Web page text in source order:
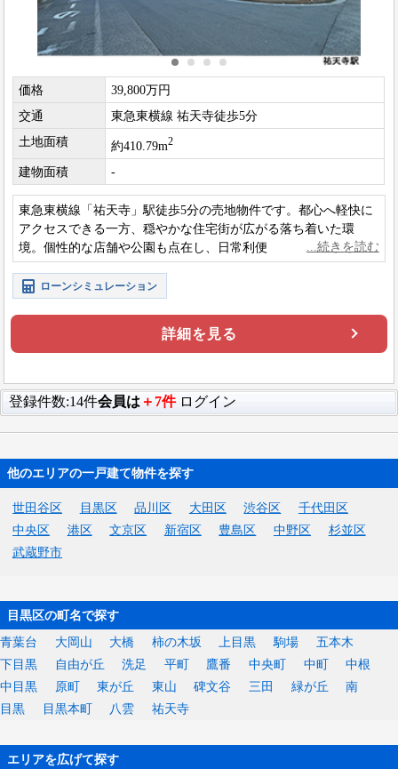
価格
39,800万円
交通
東急東横線 祐天寺徒歩5分
土地面積
約410.79m2
建物面積 -
東急東横線「祐天寺」駅徒歩5分の売地物件です。都心へ軽快に
アクセスできる一方、穏やかな住宅街が広がる落ち着いた環
境。個性的な店舗や公園も点在し、日常利便と心地よい暮らし
が両立できるエリアです。
ローンシミュレーション
詳細を見る
登録件数:14件会員は＋7件 ログイン
他のエリアの一戸建て物件を探す
世田谷区 目黒区 品川区 大田区 渋谷区
千代田区
中央区
港区 文京区 新宿区 豊島区 中野区
杉並区
武蔵野市
目黒区の町名で探す
青葉台 大岡山 大橋 柿の木坂 上目黒 駒場
五本木
下目黒
自由が丘 洗足 平町 鷹番 中央町 中町
中根
中目黒
原町 東が丘 東山 碑文谷 三田 緑が丘
南
目黒
目黒本町 八雲 祐天寺
エリアを広げて探す